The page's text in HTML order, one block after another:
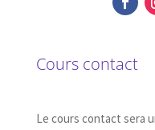
Cours contact
Le cours contact sera